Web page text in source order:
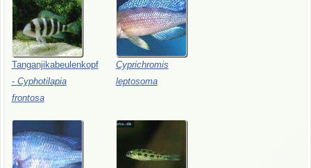
Tanganjikabeulenkopf
- Cyphotilapia
frontosa
Cyprichromis
leptosoma